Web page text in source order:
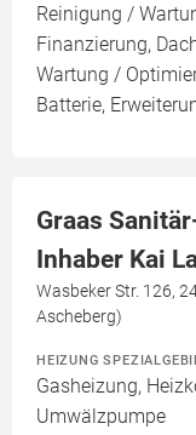
Reinigung /
Finanzierung,
Wartung /
Batterie,
Graas
Inhaber Kai
Wasbeker Str. 126,
Ascheberg)
HEIZUNG
Gasheizung,
Umwälzpumpe